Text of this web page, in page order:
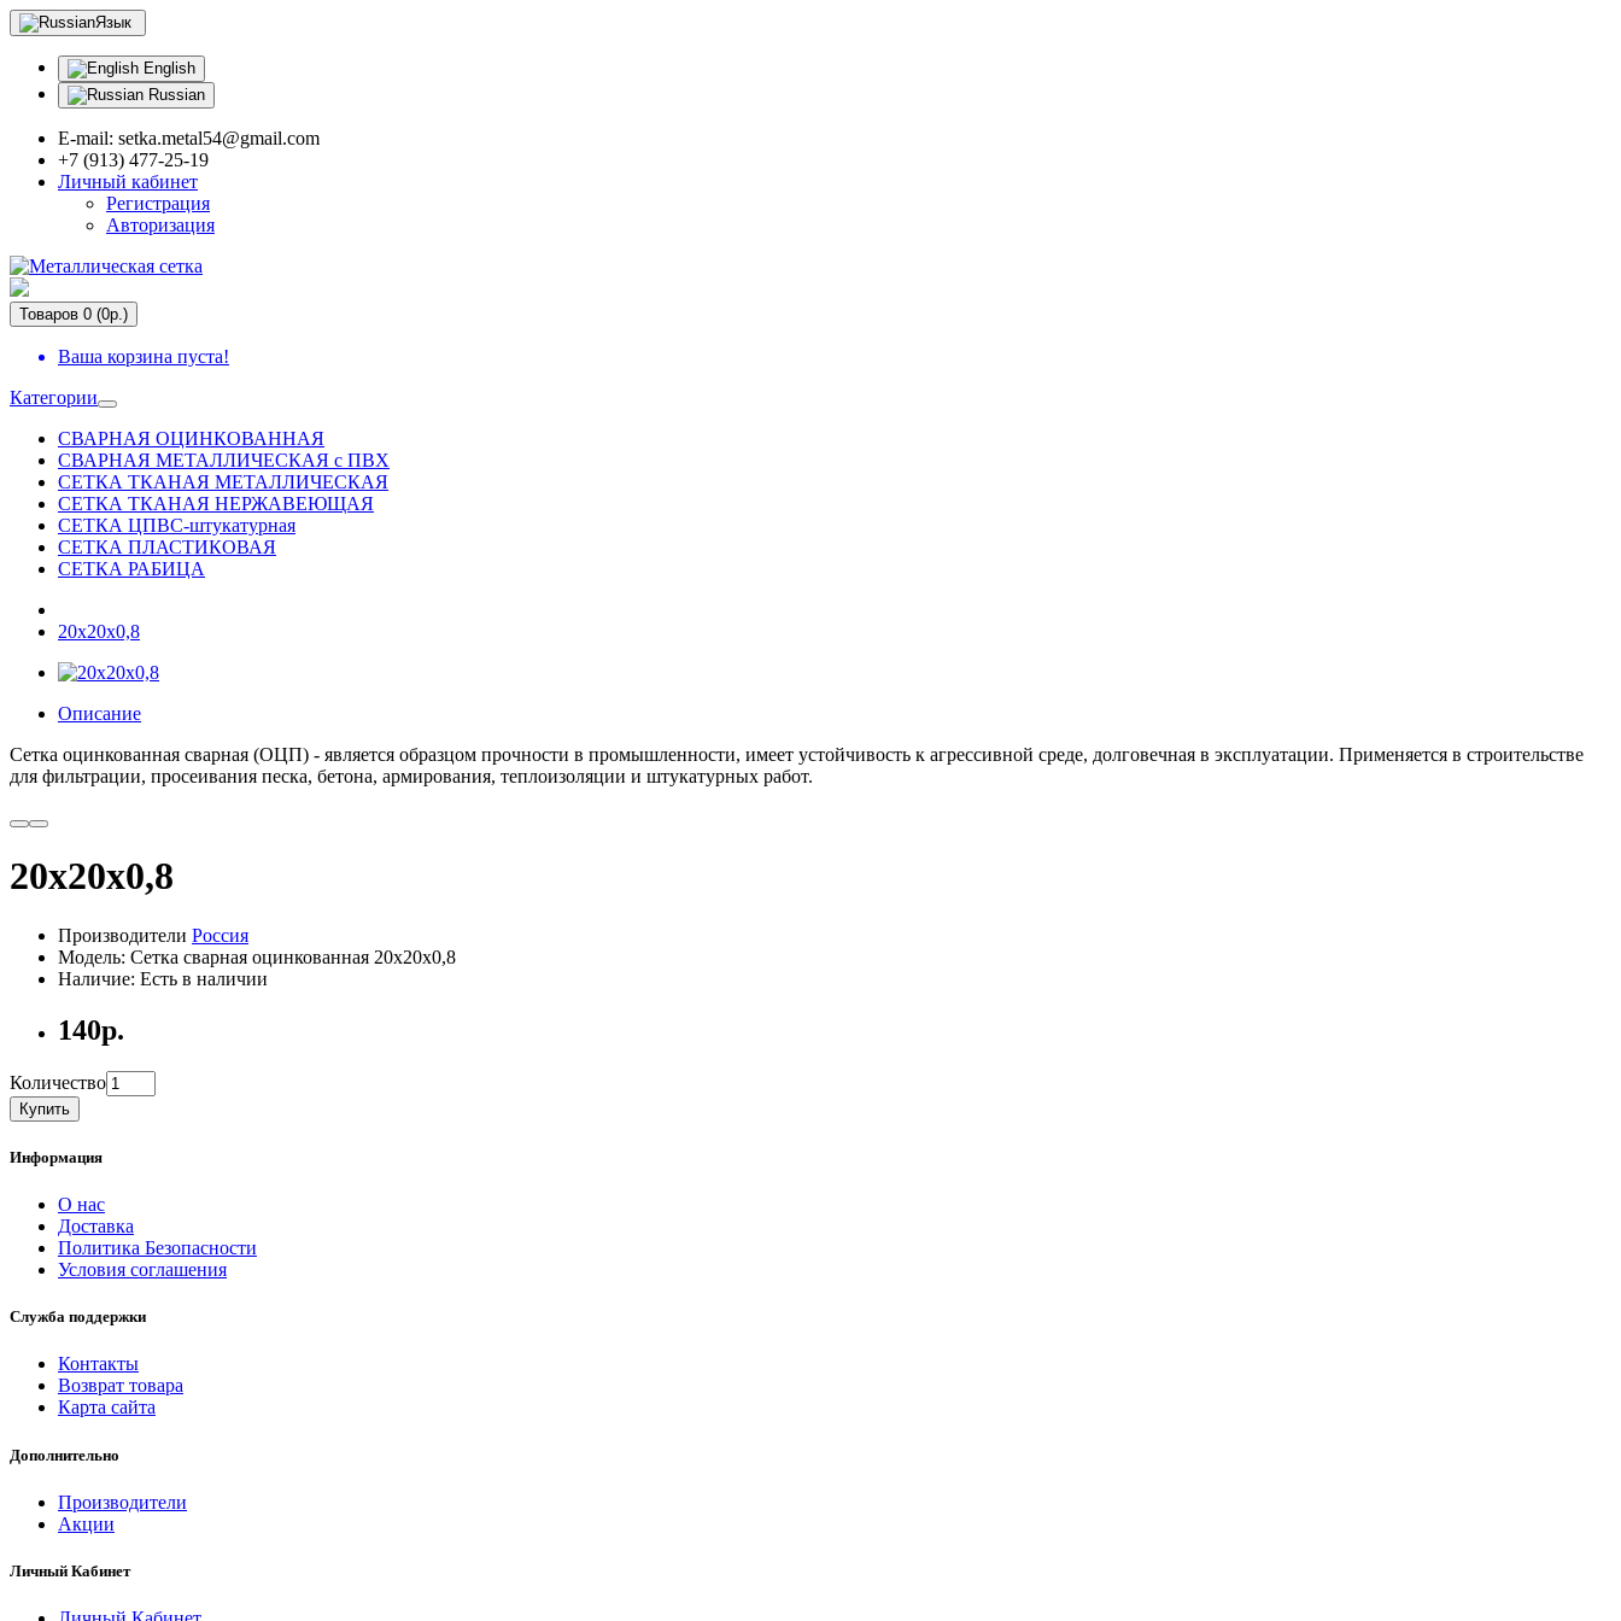
Язык
English
Russian
E-mail: setka.metal54@gmail.com
+7 (913) 477-25-19
Личный кабинет
Регистрация
Авторизация
Товаров 0 (0р.)
Ваша корзина пуста!
Категории
СВАРНАЯ ОЦИНКОВАННАЯ
СВАРНАЯ МЕТАЛЛИЧЕСКАЯ с ПВХ
СЕТКА ТКАНАЯ МЕТАЛЛИЧЕСКАЯ
СЕТКА ТКАНАЯ НЕРЖАВЕЮЩАЯ
СЕТКА ЦПВС-штукатурная
СЕТКА ПЛАСТИКОВАЯ
СЕТКА РАБИЦА
20x20x0,8
Описание
Сетка оцинкованная сварная (ОЦП) - является образцом прочности в промышленности, имеет устойчивость к агрессивной среде, долговечная в эксплуатации. Применяется в строительстве
для фильтрации, просеивания песка, бетона, армирования, теплоизоляции и штукатурных работ.
20x20x0,8
Производители Россия
Модель: Сетка сварная оцинкованная 20x20x0,8
Наличие: Есть в наличии
140р.
Количество
Купить
Информация
О нас
Доставка
Политика Безопасности
Условия соглашения
Служба поддержки
Контакты
Возврат товара
Карта сайта
Дополнительно
Производители
Акции
Личный Кабинет